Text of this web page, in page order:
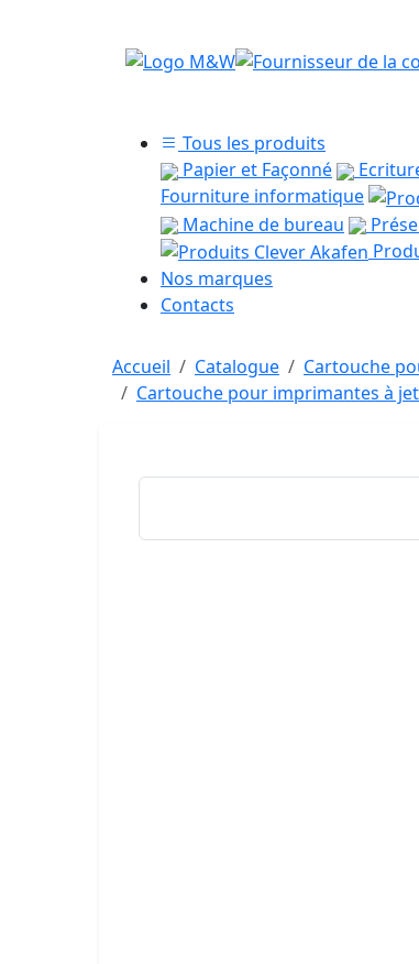
Tous les produits
Papier et Façonné
Fourniture informatique
Machine de bureau
Nos marques
Contacts
Accueil Catalogue
Cartouche
Cartouche pour imprimantes à jet